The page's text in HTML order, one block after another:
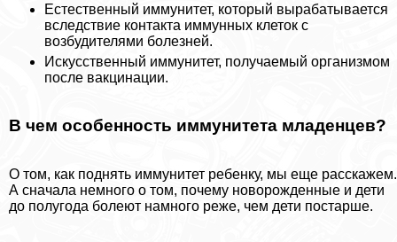
Естественный иммунитет, который выpaбатывается
вследствие контакта иммунных клеток с
возбудителями болезней.
Искусственный иммунитет, получаемый организмом
после вакцинации.
В чем особенность иммунитета младенцев?
О том, как поднять иммунитет ребенку, мы еще расскажем.
А сначала немного о том, почему новорожденные и дети
до полугода болеют намного реже, чем дети постарше.